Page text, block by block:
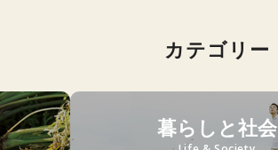
カテゴリー
暮らしと社会